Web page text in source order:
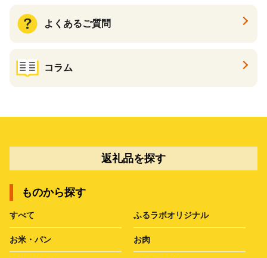
よくあるご質問
コラム
返礼品を探す
ものから探す
すべて ふるラボオリジナル
お米・パン お肉